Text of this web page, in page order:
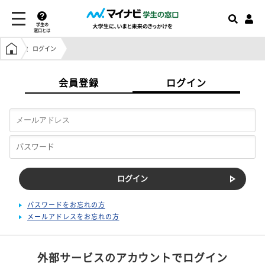
学生の
窓口とは
学生の窓口トップ
ログイン
会員登録 ログイン
パスワードをお忘れの方
メールアドレスをお忘れの方
外部サービスのアカウントでログイン